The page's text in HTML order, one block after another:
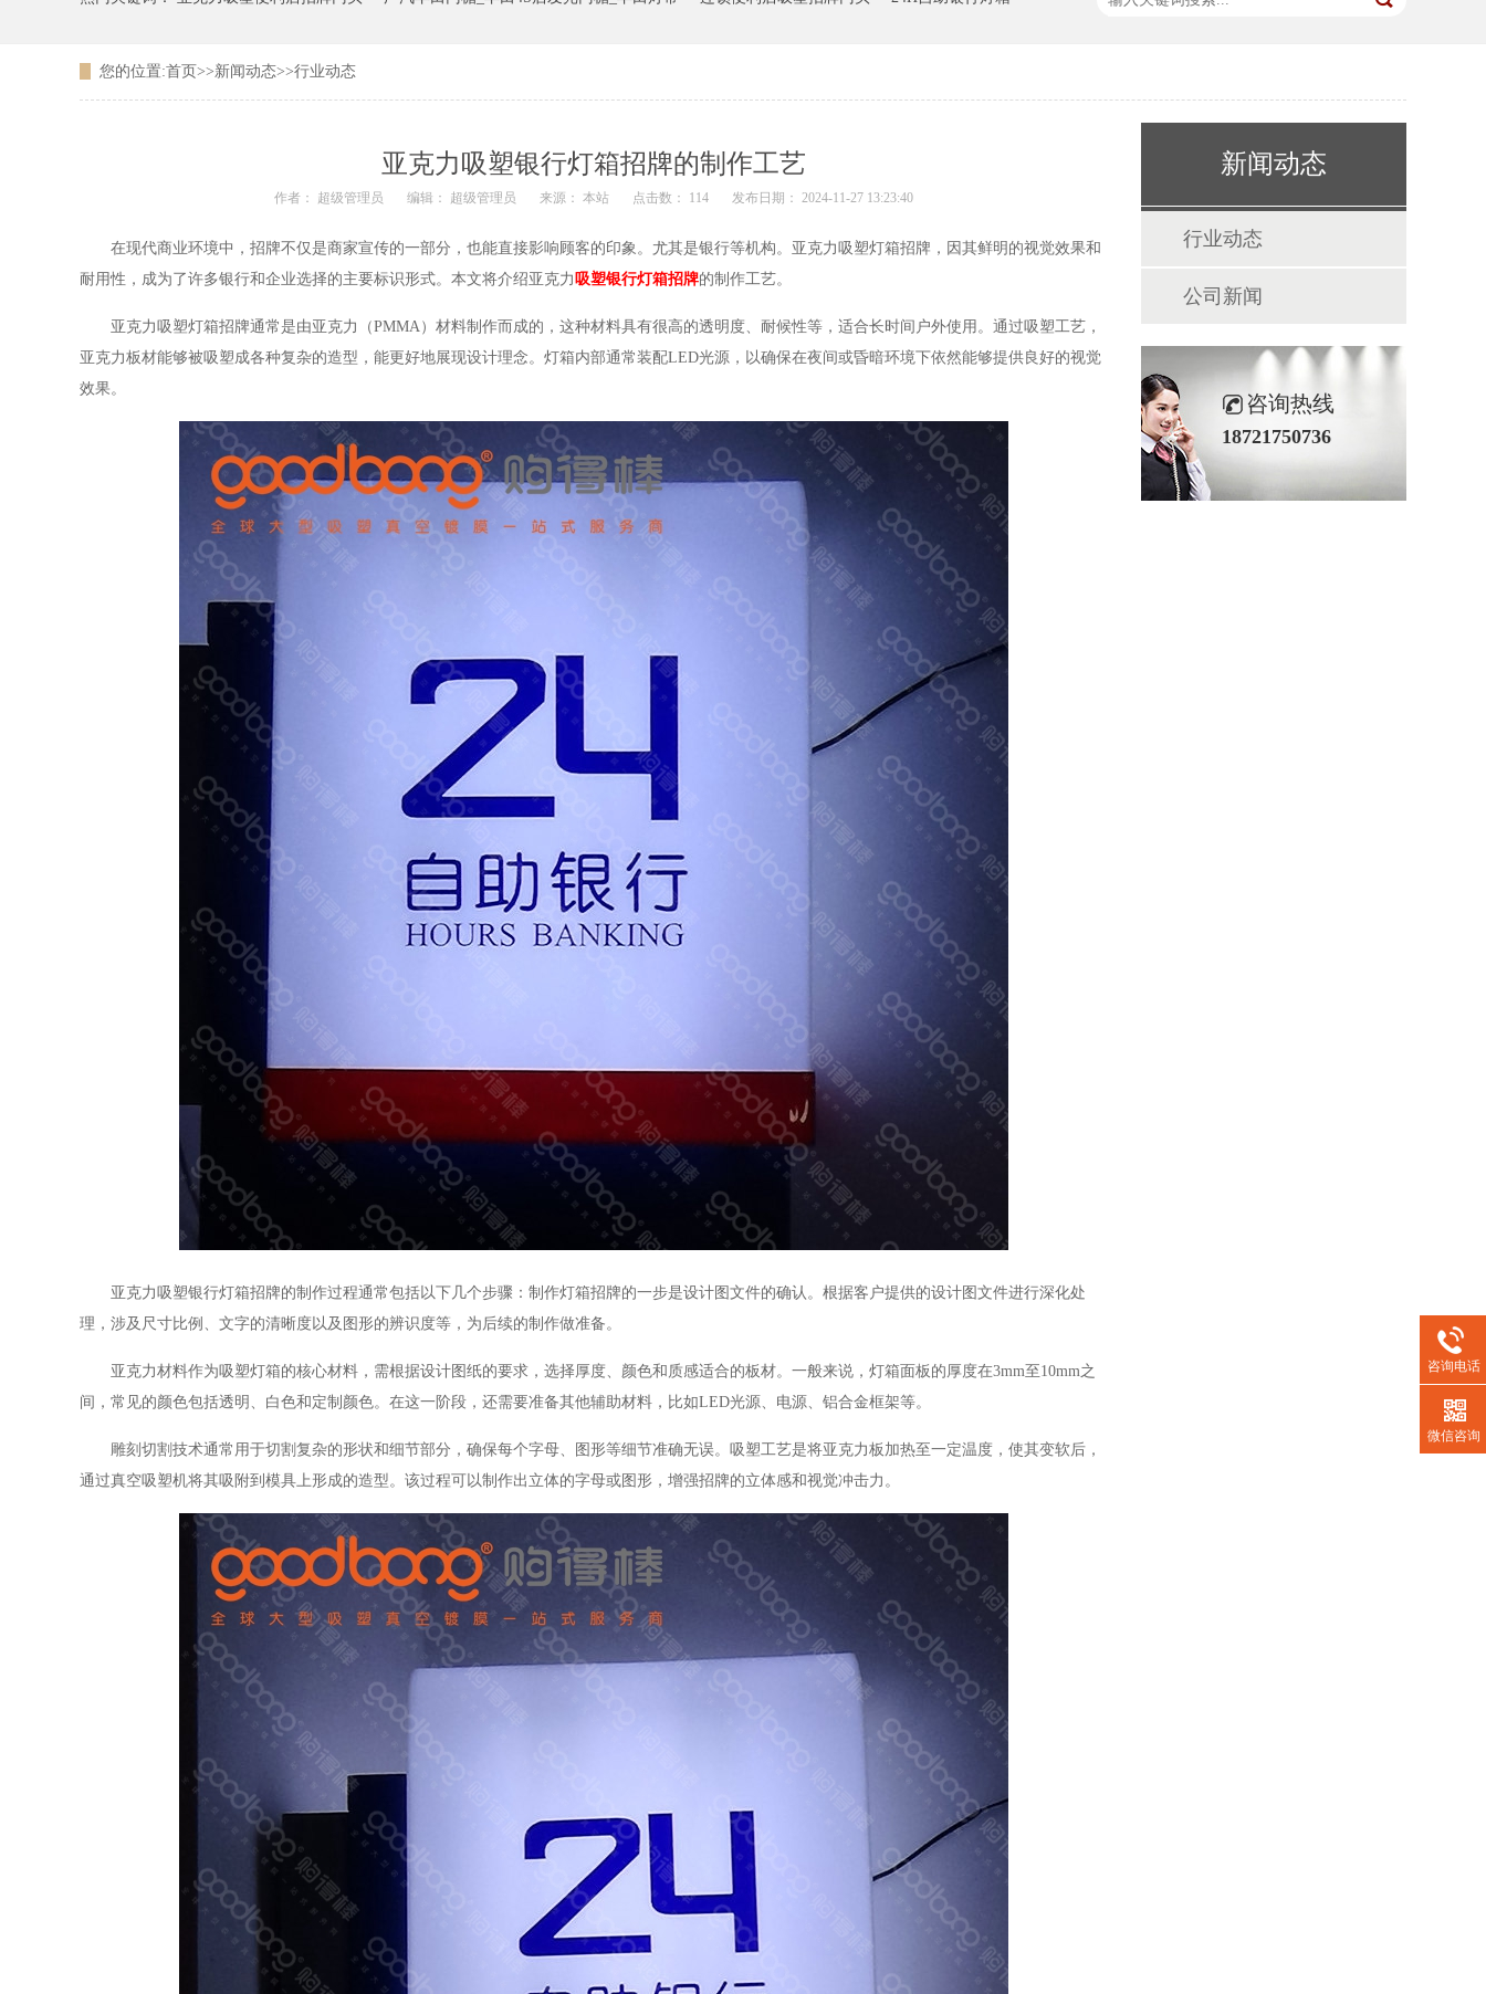
您的位置:首页 >>新闻动态>>行业动态
亚克力吸塑银行灯箱招牌的制作工艺
作者： 超级管理员 编辑： 超级管理员 来源： 本站 点击数： 114 发布日期： 2024-11-27 13:23:40
在现代商业环境中，招牌不仅是商家宣传的一部分，也能直接影响顾客的印象。尤其是银行等机构。亚克力吸塑灯箱招牌，因其鲜明的视觉效果和
耐用性，成为了许多银行和企业选择的主要标识形式。本文将介绍亚克力吸塑银行灯箱招牌的制作工艺。
亚克力吸塑灯箱招牌通常是由亚克力（PMMA）材料制作而成的，这种材料具有很高的透明度、耐候性等，适合长时间户外使用。通过吸塑工艺，
亚克力板材能够被吸塑成各种复杂的造型，能更好地展现设计理念。灯箱内部通常装配LED光源，以确保在夜间或昏暗环境下依然能够提供良好的视觉
效果。
亚克力吸塑银行灯箱招牌的制作过程通常包括以下几个步骤：制作灯箱招牌的一步是设计图文件的确认。根据客户提供的设计图文件进行深化处
理，涉及尺寸比例、文字的清晰度以及图形的辨识度等，为后续的制作做准备。
亚克力材料作为吸塑灯箱的核心材料，需根据设计图纸的要求，选择厚度、颜色和质感适合的板材。一般来说，灯箱面板的厚度在3mm至10mm之
间，常见的颜色包括透明、白色和定制颜色。在这一阶段，还需要准备其他辅助材料，比如LED光源、电源、铝合金框架等。
雕刻切割技术通常用于切割复杂的形状和细节部分，确保每个字母、图形等细节准确无误。吸塑工艺是将亚克力板加热至一定温度，使其变软后，
通过真空吸塑机将其吸附到模具上形成的造型。该过程可以制作出立体的字母或图形，增强招牌的立体感和视觉冲击力。
新闻动态
行业动态
公司新闻
咨询热线
18721750736
咨询电话
微信咨询